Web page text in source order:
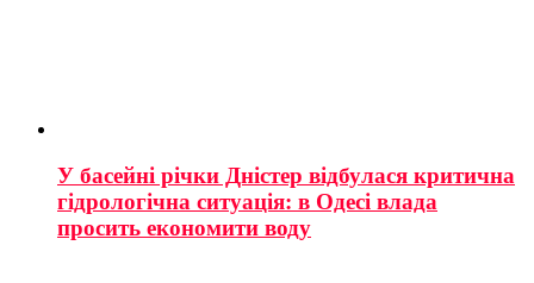
У басейні річки Дністер відбулася критична
гідрологічна ситуація: в Одесі влада
просить економити воду